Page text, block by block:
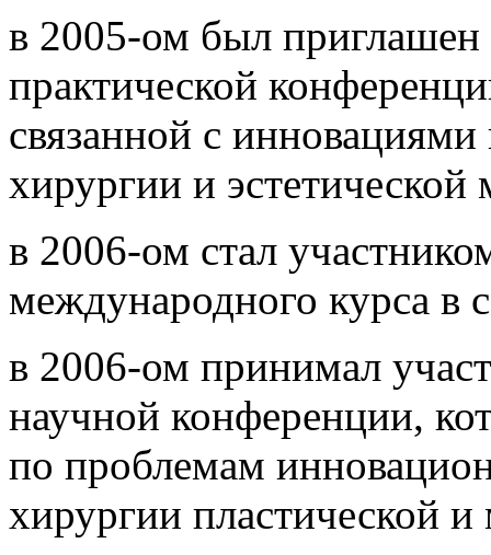
в 2005-ом был приглашен
практической
связанной с инновациями
хирургии и
в 2006-ом стал
международного курса в
в 2006-ом принимал
научной конференции,
по проблемам
хирургии пластической